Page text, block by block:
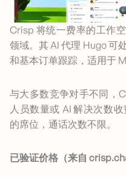
Crisp 将统一费率的工作
领域。其 AI 代理 Hugo 可
和基本订单跟踪，适用于
与大多数竞争对手不同，
人员数量或 AI 解决次数
的席位，通话次数不限。
已验证价格（来自